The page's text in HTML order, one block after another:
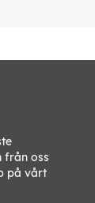
från oss
på vårt